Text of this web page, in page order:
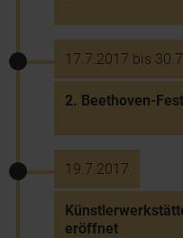
17.7.2017 bis
2. Beethoven-
19.7.2017
eröffnet